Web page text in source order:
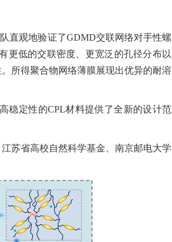
直观地验证了GDMD交联网络对手性螺
更低的交联密度、更宽泛的孔径分布以
所得聚合物网络薄膜展现出优异的耐溶
稳定性的CPL材料提供了全新的设计范
苏省高校自然科学基金、南京邮电大学